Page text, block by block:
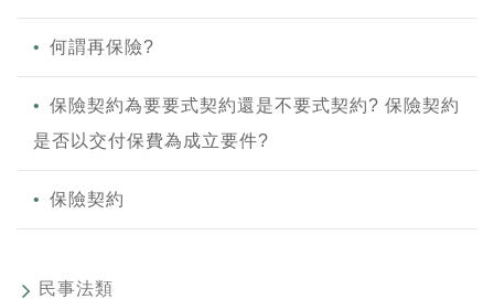
何謂再保險?
保險契約為要要式契約還是不要式契約? 保險契約
是否以交付保費為成立要件?
保險契約
民事法類